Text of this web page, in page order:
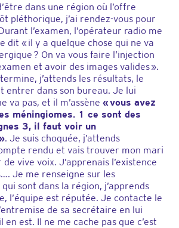
dans une région où l’offre
pléthorique, j’ai rendez-vous pour
l’examen, l’opérateur radio me
dit « il y a quelque chose qui ne va
? On va vous faire l’injection
et avoir des images valides ».
termine, j’attends les résultats, le
entrer dans son bureau. Je lui
va pas, et il m’assène « vous avez
méningiomes. 1 ce sont des
3, il faut voir un
. Je suis choquée, j’attends
rendu et vais trouver mon mari
vive voix. J’apprenais l’existence
Je me renseigne sur les
sont dans la région, j’apprends
l’équipe est réputée. Je contacte le
de sa secrétaire en lui
en est. Il ne me cache pas que c’est